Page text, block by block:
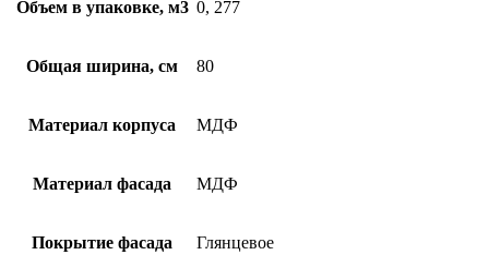
Объем в упаковке, м3 0, 277
Общая ширина, см 80
Материал корпуса МДФ
Материал фасада МДФ
Покрытие фасада Глянцевое